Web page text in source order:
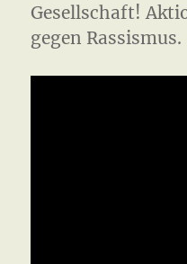
Gesellschaft!
gegen Rassismus.